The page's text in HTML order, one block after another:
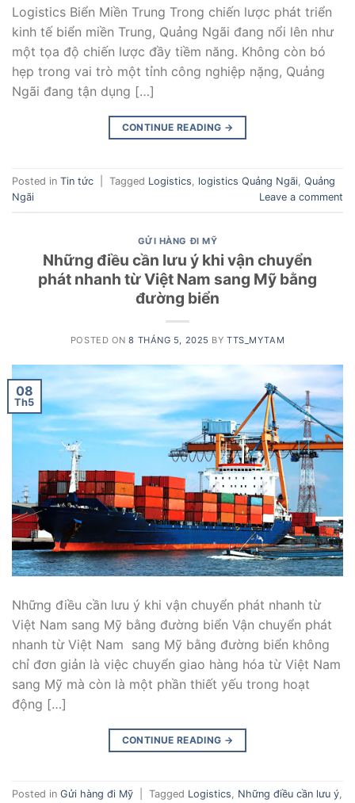
Logistics Biển Miền Trung Trong chiến lược phát triển
kinh tế biển miền Trung, Quảng Ngãi đang nổi lên như
một tọa độ chiến lược đầy tiềm năng. Không còn bó
hẹp trong vai trò một tỉnh công nghiệp nặng, Quảng
Ngãi đang tận dụng […]
CONTINUE READING →
Posted in Tin tức Tagged Logistics, logistics Quảng Ngãi, Quảng
Ngãi
Leave a comment
GỬI HÀNG ĐI MỸ
Những điều cần lưu ý khi vận chuyển
phát nhanh từ Việt Nam sang Mỹ bằng
đường biển
POSTED ON8 THÁNG 5, 2025 BYTTS_MYTAM
08
Th5
Những điều cần lưu ý khi vận chuyển phát nhanh từ
Việt Nam sang Mỹ bằng đường biển Vận chuyển phát
nhanh từ Việt Nam sang Mỹ bằng đường biển không
chỉ đơn giản là việc chuyển giao hàng hóa từ Việt Nam
sang Mỹ mà còn là một phần thiết yếu trong hoạt
động […]
CONTINUE READING →
Posted in Gửi hàng đi Mỹ Tagged Logistics, Những điều cần lưu ý,